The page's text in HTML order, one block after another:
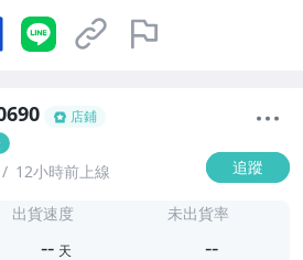
店鋪
12小時前上線 追蹤
出貨速度
-- 天
未出貨率
--